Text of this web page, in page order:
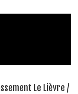
Le Lièvre /